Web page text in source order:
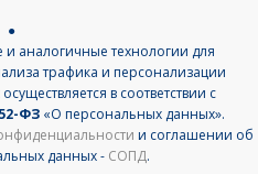
●
аналогичные технологии для
трафика и персонализации
в соответствии с
ФЗ«О персональных данных».
и соглашении об
данных - СОПД.